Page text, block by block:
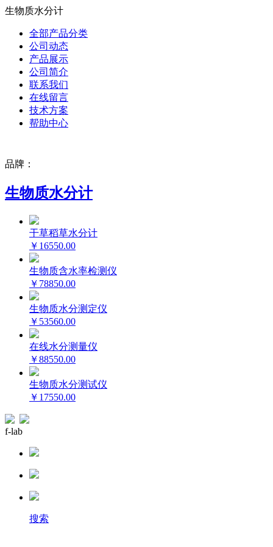
生物质水分计
全部产品分类
公司动态
产品展示
公司简介
联系我们
在线留言
技术方案
帮助中心
品牌：
生物质水分计
干草稻草水分计
￥16550.00
生物质含水率检测仪
￥78850.00
生物质水分测定仪
￥53560.00
在线水分测量仪
￥88550.00
生物质水分测试仪
￥17550.00
f-lab
搜索